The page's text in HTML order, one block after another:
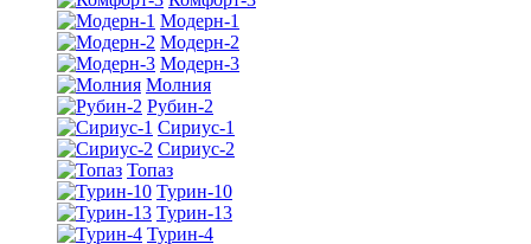
Модерн-1
Модерн-2
Модерн-3
Молния
Рубин-2
Сириус-1
Сириус-2
Топаз
Турин-10
Турин-13
Турин-4